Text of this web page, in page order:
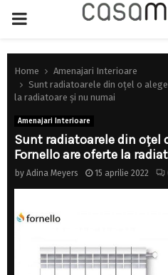
PRIMARY
MENU
Home
Amenajari Interioare
Sunt radiatoarele din oțel o
la radiatoare și nu numai
Amenajari Interioare
Sunt radiatoarele din oțel
Fornello are oferte la
by Adina Meyers 15 aprilie 2022